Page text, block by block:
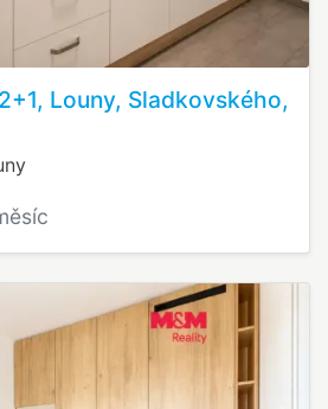
Louny, Sladkovského,